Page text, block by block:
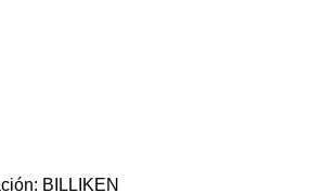
BILLIKEN